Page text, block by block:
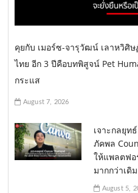
คุยกับ เมอร์ซ-จารุวัฒน์ เลาหวิศิ
ไทย อีก 3 ปีคือบทพิสูจน์ Pet
กระแส
August 7, 2026
เจาะกลยุท
ภัคพล
ให้แพลตฟอ
มากกว่าเดิม
August 5,